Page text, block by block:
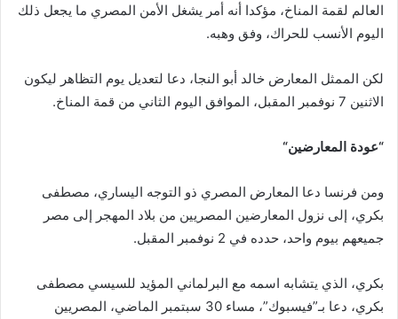
العالم لقمة المناخ، مؤكدا أنه أمر يشغل الأمن المصري ما يجعل ذلك
اليوم الأنسب للحراك، وفق وهبه.
لكن الممثل المعارض خالد أبو النجا، دعا لتعديل يوم التظاهر ليكون
الاثنين 7 نوفمبر المقبل، الموافق اليوم الثاني من قمة المناخ.
“عودة المعارضين“
ومن فرنسا دعا المعارض المصري ذو التوجه اليساري، مصطفى
بكري، إلى نزول المعارضين المصريين من بلاد المهجر إلى مصر
جميعهم بيوم واحد، حدده في 2 نوفمبر المقبل.
بكري، الذي يتشابه اسمه مع البرلماني المؤيد للسيسي مصطفى
بكري، دعا بـ”فيسبوك”، مساء 30 سبتمبر الماضي، المصريين